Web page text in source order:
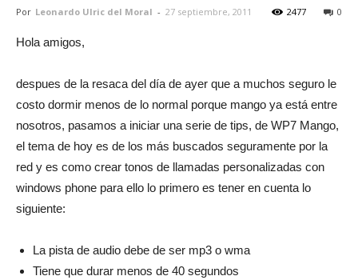
Por Leonardo Ulric del Moral - 27 septiembre, 2011 0
2477
Hola amigos,
despues de la resaca del día de ayer que a muchos seguro le
costo dormir menos de lo normal porque mango ya está entre
nosotros, pasamos a iniciar una serie de tips, de WP7 Mango,
el tema de hoy es de los más buscados seguramente por la
red y es como crear tonos de llamadas personalizadas con
windows phone para ello lo primero es tener en cuenta lo
siguiente:
La pista de audio debe de ser mp3 o wma
Tiene que durar menos de 40 segundos